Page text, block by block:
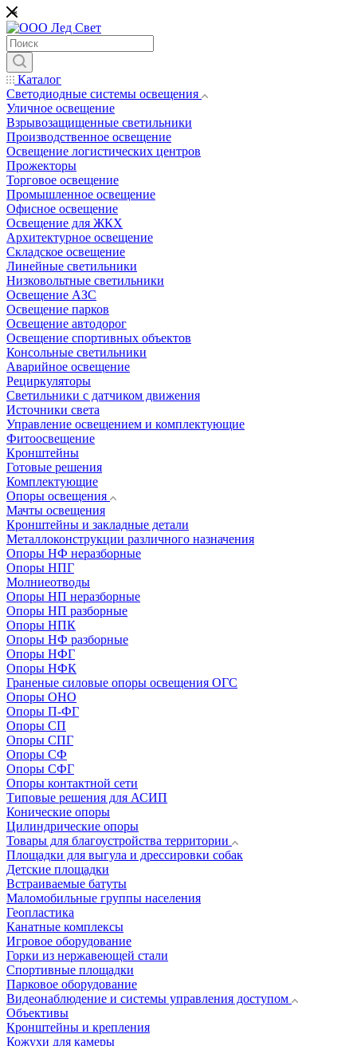
Каталог
Светодиодные системы освещения
Уличное освещение
Взрывозащищенные светильники
Производственное освещение
Освещение логистических центров
Прожекторы
Торговое освещение
Промышленное освещение
Офисное освещение
Освещение для ЖКХ
Архитектурное освещение
Складское освещение
Линейные светильники
Низковольтные светильники
Освещение АЗС
Освещение парков
Освещение автодорог
Освещение спортивных объектов
Консольные светильники
Аварийное освещение
Рециркуляторы
Светильники с датчиком движения
Источники света
Управление освещением и комплектующие
Фитоосвещение
Кронштейны
Готовые решения
Комплектующие
Опоры освещения
Мачты освещения
Кронштейны и закладные детали
Металлоконструкции различного назначения
Опоры НФ неразборные
Опоры НПГ
Молниеотводы
Опоры НП неразборные
Опоры НП разборные
Опоры НПК
Опоры НФ разборные
Опоры НФГ
Опоры НФК
Граненые силовые опоры освещения ОГС
Опоры ОНО
Опоры П-ФГ
Опоры СП
Опоры СПГ
Опоры СФ
Опоры СФГ
Опоры контактной сети
Типовые решения для АСИП
Конические опоры
Цилиндрические опоры
Товары для благоустройства территории
Площадки для выгула и дрессировки собак
Детские площадки
Встраиваемые батуты
Маломобильные группы населения
Геопластика
Канатные комплексы
Игровое оборудование
Горки из нержавеющей стали
Спортивные площадки
Парковое оборудование
Видеонаблюдение и системы управления доступом
Объективы
Кронштейны и крепления
Кожухи для камеры
*